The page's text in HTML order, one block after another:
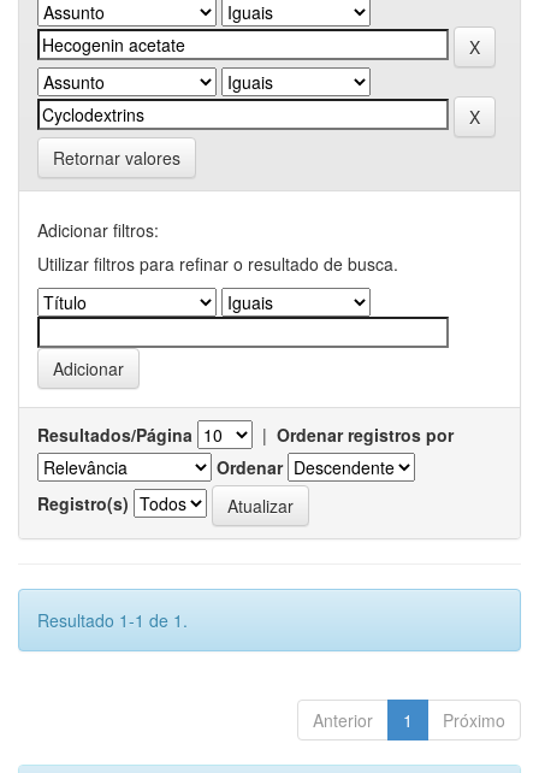
Retornar valores
Adicionar filtros:
Utilizar filtros para refinar o resultado de busca.
Resultados/Página | Ordenar registros por
Ordenar
Registro(s)
Resultado 1-1 de 1.
Anterior 1 Próximo